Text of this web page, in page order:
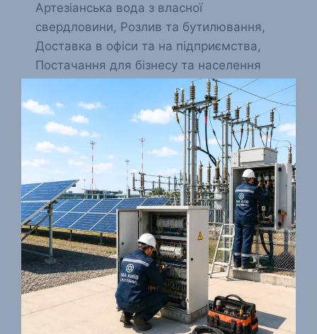
Артезіанська вода з власної
свердловини, Розлив та бутилювання,
Доставка в офіси та на підприємства,
Постачання для бізнесу та населення